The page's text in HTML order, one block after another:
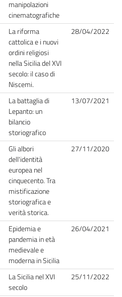
manipolazioni
cinematografiche
La riforma
cattolica e i nuovi
ordini religiosi
nella Sicilia del XVI
secolo: il caso di
Niscemi.
28/04/2022
La battaglia di
Lepanto: un
bilancio
storiografico
13/07/2021
Gli albori
dell'identità
europea nel
cinquecento. Tra
mistificazione
storiografica e
verità storica.
27/11/2020
Epidemia e
pandemia in età
medievale e
moderna in Sicilia
26/04/2021
La Sicilia nel XVI
secolo
25/11/2022